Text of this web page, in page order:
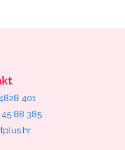
401
88 385